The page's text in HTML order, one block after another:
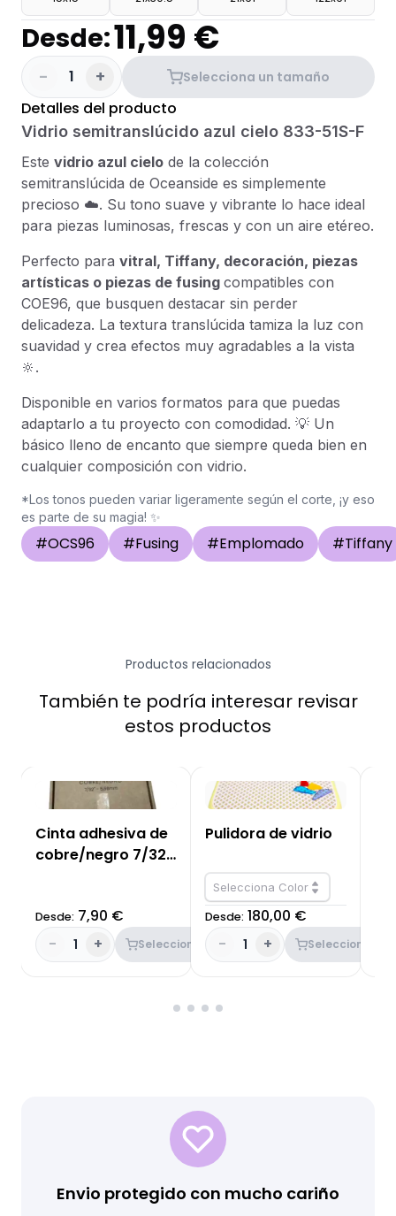
Desde:11,99 €
- 1 + Selecciona un tamaño
Detalles del producto
Vidrio semitranslúcido azul cielo 833-51S-F
Este vidrio azul cielo de la colección
semitranslúcida de Oceanside es simplemente
precioso ☁️. Su tono suave y vibrante lo hace ideal
para piezas luminosas, frescas y con un aire etéreo.
Perfecto para vitral, Tiffany, decoración, piezas
artísticas o piezas de fusing compatibles con
COE96, que busquen destacar sin perder
delicadeza. La textura translúcida tamiza la luz con
suavidad y crea efectos muy agradables a la vista
🔆.
Disponible en varios formatos para que puedas
adaptarlo a tu proyecto con comodidad. 💡 Un
básico lleno de encanto que siempre queda bien en
cualquier composición con vidrio.
*Los tonos pueden variar ligeramente según el corte, ¡y eso
es parte de su magia! ✨
#OCS96 #Fusing #Emplomado #Tiffany
Productos relacionados
También te podría interesar revisar
estos productos
Cinta adhesiva de
cobre/negro 7/32''
Desde: 7,90 €
-
1 + Seleccionar
Pulidora de vidrio
Selecciona Color
Desde: 180,00 €
-
1 + Seleccionar
Envio protegido con mucho cariño